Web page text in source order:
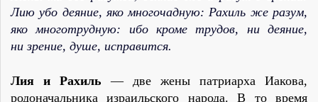
Лию убо деяние, яко многочадную: Рахиль же разум,
яко многотрудную: ибо кроме трудов, ни деяние,
ни зрение, душе, исправится.
Лия и Рахиль — две жены патриарха Иакова,
родоначальника израильского народа. В то время